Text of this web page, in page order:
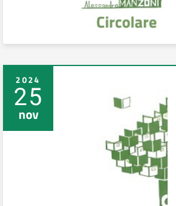
2024
25
nov